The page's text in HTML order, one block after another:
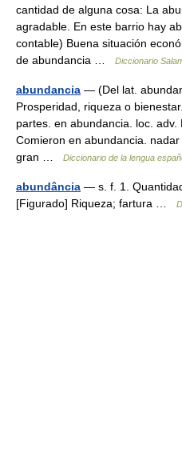
cantidad de alguna cosa: La
agradable. En este barrio hay
contable) Buena situación
de abundancia …
Diccionario
abundancia — (Del lat.
Prosperidad, riqueza o
partes. en abundancia. loc.
Comieron en abundancia.
gran …
Diccionario de la lengua
abundância — s. f. 1.
[Figurado] Riqueza; fartura …